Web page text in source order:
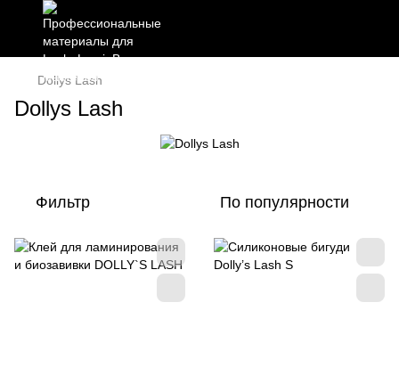
Dollys Lash
Dollys Lash
Фильтр По популярности